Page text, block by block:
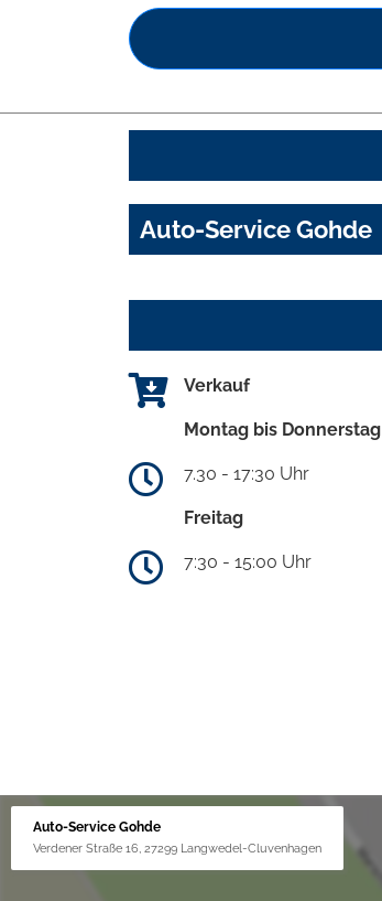
Auto-Service Gohde
Verkauf
Montag bis Donnerstag
7.30 - 17:30 Uhr
Freitag
7:30 - 15:00 Uhr
Auto-Service Gohde
Verdener Straße 16, 27299 Langwedel-Cluvenhagen